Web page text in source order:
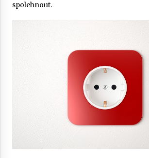
spolehnout.